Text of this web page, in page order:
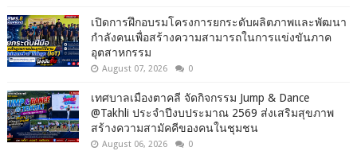
เปิดการฝึกอบรมโครงการยกระดับผลิตภาพและพัฒนา
กำลังคนเพื่อสร้างความสามารถในการแข่งขันภาค
อุตสาหกรรม
August 07, 2026 0
เทศบาลเมืองตาคลี จัดกิจกรรม Jump & Dance
@Takhli ประจำปีงบประมาณ 2569 ส่งเสริมสุขภาพ
สร้างความสามัคคีของคนในชุมชน
August 06, 2026 0